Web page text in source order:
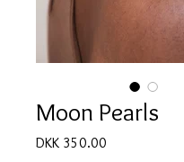
Moon Pearls
DKK 350.00